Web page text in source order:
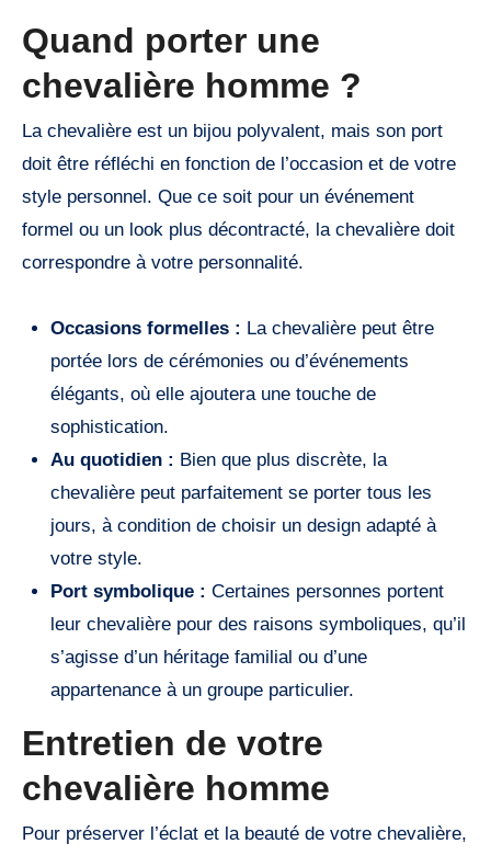
Quand porter une
chevalière homme ?
La chevalière est un bijou polyvalent, mais son port
doit être réfléchi en fonction de l’occasion et de votre
style personnel. Que ce soit pour un événement
formel ou un look plus décontracté, la chevalière doit
correspondre à votre personnalité.
Occasions formelles : La chevalière peut être
portée lors de cérémonies ou d’événements
élégants, où elle ajoutera une touche de
sophistication.
Au quotidien : Bien que plus discrète, la
chevalière peut parfaitement se porter tous les
jours, à condition de choisir un design adapté à
votre style.
Port symbolique : Certaines personnes portent
leur chevalière pour des raisons symboliques, qu’il
s’agisse d’un héritage familial ou d’une
appartenance à un groupe particulier.
Entretien de votre
chevalière homme
Pour préserver l’éclat et la beauté de votre chevalière,